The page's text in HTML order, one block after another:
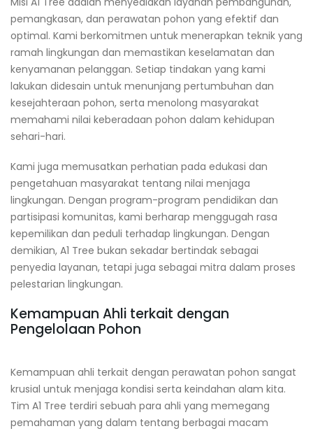
pemangkasan, dan perawatan pohon yang efektif dan
optimal. Kami berkomitmen untuk menerapkan teknik yang
ramah lingkungan dan memastikan keselamatan dan
kenyamanan pelanggan. Setiap tindakan yang kami
lakukan didesain untuk menunjang pertumbuhan dan
kesejahteraan pohon, serta menolong masyarakat
memahami nilai keberadaan pohon dalam kehidupan
sehari-hari.
Kami juga memusatkan perhatian pada edukasi dan
pengetahuan masyarakat tentang nilai menjaga
lingkungan. Dengan program-program pendidikan dan
partisipasi komunitas, kami berharap menggugah rasa
kepemilikan dan peduli terhadap lingkungan. Dengan
demikian, A1 Tree bukan sekadar bertindak sebagai
penyedia layanan, tetapi juga sebagai mitra dalam proses
pelestarian lingkungan.
Kemampuan Ahli terkait dengan
Pengelolaan Pohon
Kemampuan ahli terkait dengan perawatan pohon sangat
krusial untuk menjaga kondisi serta keindahan alam kita.
Tim A1 Tree terdiri sebuah para ahli yang memegang
pemahaman yang dalam tentang berbagai macam